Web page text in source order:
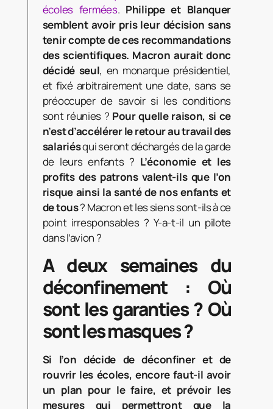
écoles fermées. Philippe et Blanquer
semblent avoir pris leur décision sans
tenir compte de ces recommandations
des scientifiques. Macron aurait donc
décidé seul, en monarque présidentiel,
et fixé arbitrairement une date, sans se
préoccuper de savoir si les conditions
sont réunies ? Pour quelle raison, si ce
n’est d’accélérer le retour au travail des
salariésqui seront déchargés de la garde
de leurs enfants ? L’économie et les
profits des patrons valent-ils que l’on
risque ainsi la santé de nos enfants et
de tous? Macron et les siens sont-ils à ce
point irresponsables ? Y-a-t-il un pilote
dans l’avion ?
A deux semaines du
déconfinement : Où
sont les garanties ?Où
sont les masques ?
Si l’on décide de déconfiner et de
rouvrir les écoles, encore faut-il avoir
un plan pour le faire, et prévoir les
mesures qui permettront que la